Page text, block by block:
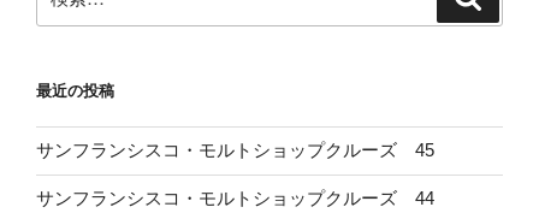
索:
最近の投稿
サンフランシスコ・モルトショップクルーズ 45
サンフランシスコ・モルトショップクルーズ 44